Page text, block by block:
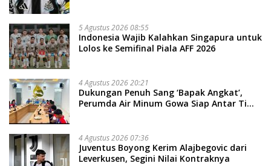
5 Agustus 2026 08:55
Indonesia Wajib Kalahkan Singapura untuk
Lolos ke Semifinal Piala AFF 2026
4 Agustus 2026 20:21
Dukungan Penuh Sang ‘Bapak Angkat’,
Perumda Air Minum Gowa Siap Antar Tim
4 Agustus 2026 07:36
Juventus Boyong Kerim Alajbegovic dari
Leverkusen, Segini Nilai Kontraknya